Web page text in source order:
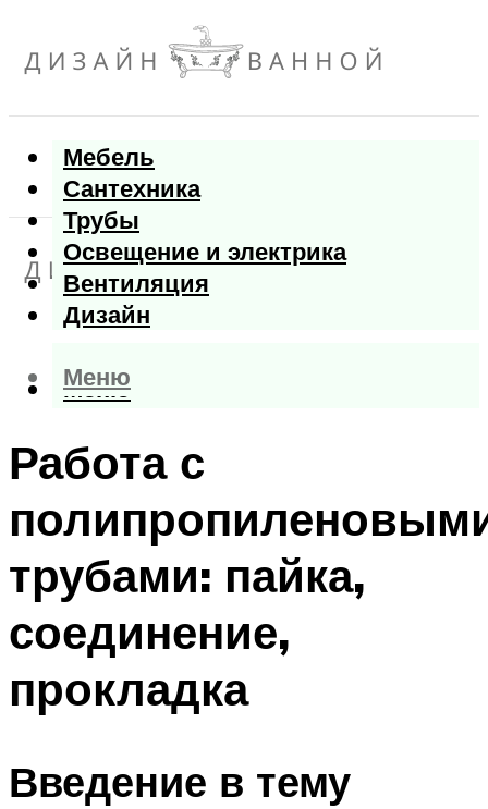
Мебель
Сантехника
Трубы
Освещение и электрика
Вентиляция
Дизайн
Меню
Меню
Работа с
трубами: пайка,
соединение,
прокладка
Введение в тему